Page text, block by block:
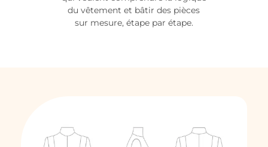
du vêtement et bâtir des pièces
sur mesure, étape par étape.